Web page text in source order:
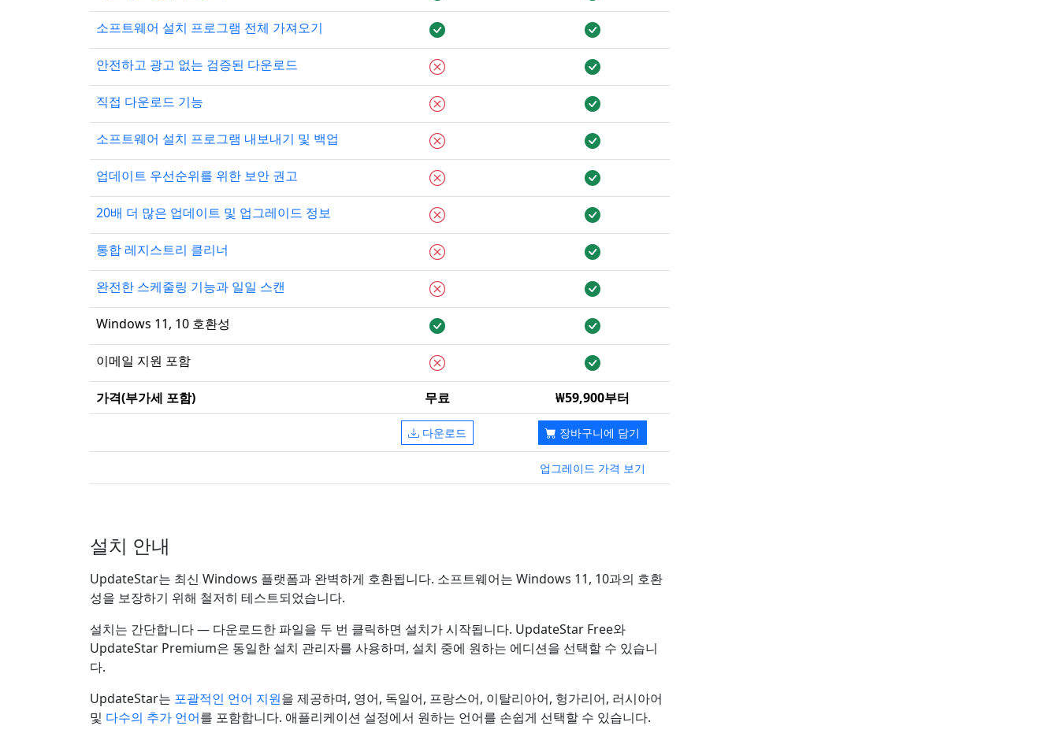
소프트웨어 설치 프로그램 전체 가져오기
안전하고 광고 없는 검증된 다운로드
직접 다운로드 기능
소프트웨어 설치 프로그램 내보내기 및 백업
업데이트 우선순위를 위한 보안 권고
20배 더 많은 업데이트 및 업그레이드 정보
통합 레지스트리 클리너
완전한 스케줄링 기능과 일일 스캔
Windows 11, 10 호환성
이메일 지원 포함
가격(부가세 포함) 무료 ₩59,900부터
다운로드 장바구니에 담기
업그레이드 가격 보기
설치 안내
UpdateStar는 최신 Windows 플랫폼과 완벽하게 호환됩니다. 소프트웨어는 Windows 11, 10과의 호환
성을 보장하기 위해 철저히 테스트되었습니다.
설치는 간단합니다 — 다운로드한 파일을 두 번 클릭하면 설치가 시작됩니다. UpdateStar Free와
UpdateStar Premium은 동일한 설치 관리자를 사용하며, 설치 중에 원하는 에디션을 선택할 수 있습니
다.
UpdateStar는 포괄적인 언어 지원을 제공하며, 영어, 독일어, 프랑스어, 이탈리아어, 헝가리어, 러시아어
및 다수의 추가 언어를 포함합니다. 애플리케이션 설정에서 원하는 언어를 손쉽게 선택할 수 있습니다.